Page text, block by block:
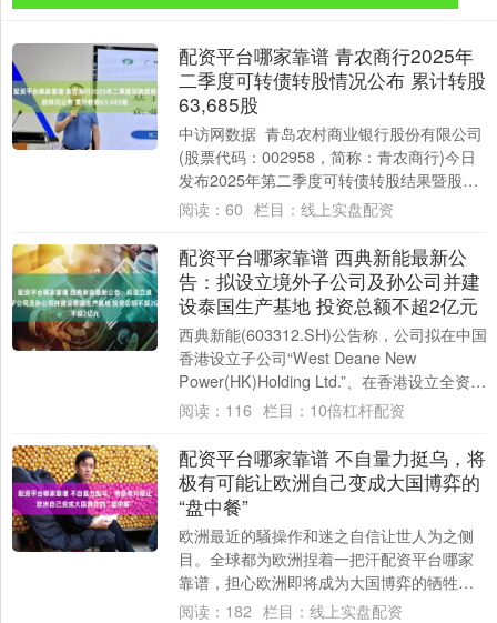
配资平台哪家靠谱 青农商行2025年
二季度可转债转股情况公布 累计转股
63,685股
中访网数据 青岛农村商业银行股份有限公司
(股票代码：002958，简称：青农商行)今日
发布2025年第二季度可转债转股结果暨股份
变动公告。截至2025年6月3....
阅读： 60 栏目： 线上实盘配资
配资平台哪家靠谱 西典新能最新公
告：拟设立境外子公司及孙公司并建
设泰国生产基地 投资总额不超2亿元
西典新能(603312.SH)公告称，公司拟在中国
香港设立子公司“West Deane New
Power(HK)Holding Ltd.”、在香港设立全资孙
公....
阅读： 116 栏目： 10倍杠杆配资
配资平台哪家靠谱 不自量力挺乌，将
极有可能让欧洲自己变成大国博弈的
“盘中餐”
欧洲最近的騒操作和迷之自信让世人为之侧
目。全球都为欧洲捏着一把汗配资平台哪家
靠谱，担心欧洲即将成为大国博弈的牺牲
品。但欧洲人似乎毫不在意，正在朝这个方
阅读： 182 栏目： 线上实盘配资